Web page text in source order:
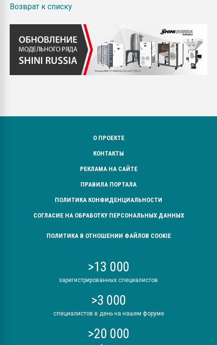
Возврат к списку
О ПРОЕКТЕ
КОНТАКТЫ
РЕКЛАМА НА САЙТЕ
ПРАВИЛА ПОРТАЛА
ПОЛИТИКА КОНФИДЕНЦИАЛЬНОСТИ
СОГЛАСИЕ НА ОБРАБОТКУ ПЕРСОНАЛЬНЫХ ДАННЫХ
ПОЛИТИКА В ОТНОШЕНИИ ФАЙЛОВ COOKIE
>13 000
зарегистрированных специалистов
>3 000
специалистов в день на нашем форуме
>20 000